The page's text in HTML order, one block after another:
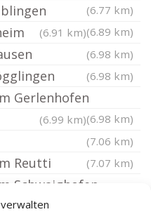
(6.77 km)
(6.89 km)
(6.91 km)
(6.98 km)
(6.98 km)
Gerlenhofen
(6.98 km)
(6.99 km)
(7.06 km)
Reutti (7.07 km)
Schwaighofen
(7.26 km)